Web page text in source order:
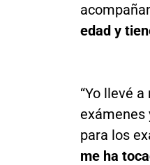
edad y
“Yo llevé
exámenes
para los
me ha